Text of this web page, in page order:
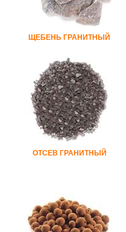
ЩЕБЕНЬ ГРАНИТНЫЙ
ОТСЕВ ГРАНИТНЫЙ